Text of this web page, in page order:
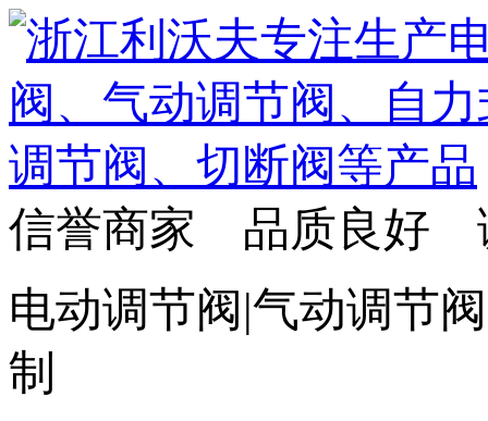
信誉商家 品质良好
电动调节阀|气动调节
制